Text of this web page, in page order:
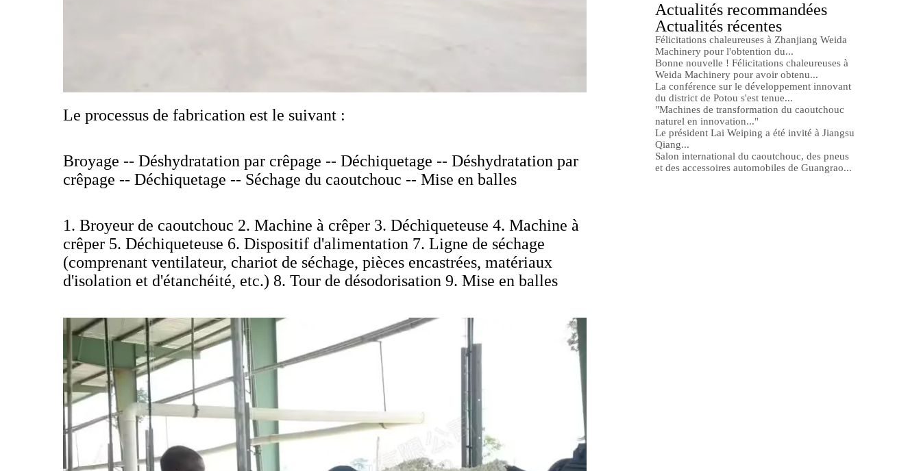
Actualités recommandées
Actualités récentes
Félicitations chaleureuses à Zhanjiang Weida
Machinery pour l'obtention du...
Bonne nouvelle ! Félicitations chaleureuses à
Weida Machinery pour avoir obtenu...
La conférence sur le développement innovant
du district de Potou s'est tenue...
"Machines de transformation du caoutchouc
naturel en innovation..."
Le président Lai Weiping a été invité à Jiangsu
Qiang...
Salon international du caoutchouc, des pneus
et des accessoires automobiles de Guangrao...
Le processus de fabrication est le suivant :
Broyage -- Déshydratation par crêpage -- Déchiquetage -- Déshydratation par
crêpage -- Déchiquetage -- Séchage du caoutchouc -- Mise en balles
1. Broyeur de caoutchouc 2. Machine à crêper 3. Déchiqueteuse 4. Machine à
crêper 5. Déchiqueteuse 6. Dispositif d'alimentation 7. Ligne de séchage
(comprenant ventilateur, chariot de séchage, pièces encastrées, matériaux
d'isolation et d'étanchéité, etc.) 8. Tour de désodorisation 9. Mise en balles